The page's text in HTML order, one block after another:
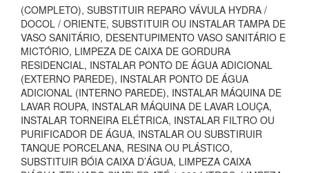
(COMPLETO), SUBSTITUIR REPARO VÁVULA HYDRA /
DOCOL / ORIENTE, SUBSTITUIR OU INSTALAR TAMPA DE
VASO SANITÁRIO, DESENTUPIMENTO VASO SANITÁRIO E
MICTÓRIO, LIMPEZA DE CAIXA DE GORDURA
RESIDENCIAL, INSTALAR PONTO DE ÁGUA ADICIONAL
(EXTERNO PAREDE), INSTALAR PONTO DE ÁGUA
ADICIONAL (INTERNO PAREDE), INSTALAR MÁQUINA DE
LAVAR ROUPA, INSTALAR MÁQUINA DE LAVAR LOUÇA,
INSTALAR TORNEIRA ELÉTRICA, INSTALAR FILTRO OU
PURIFICADOR DE ÁGUA, INSTALAR OU SUBSTIRUIR
TANQUE PORCELANA, RESINA OU PLÁSTICO,
SUBSTITUIR BÓIA CAIXA D’ÁGUA, LIMPEZA CAIXA